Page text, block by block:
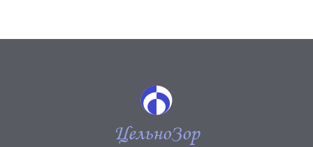
ЦельноЗор